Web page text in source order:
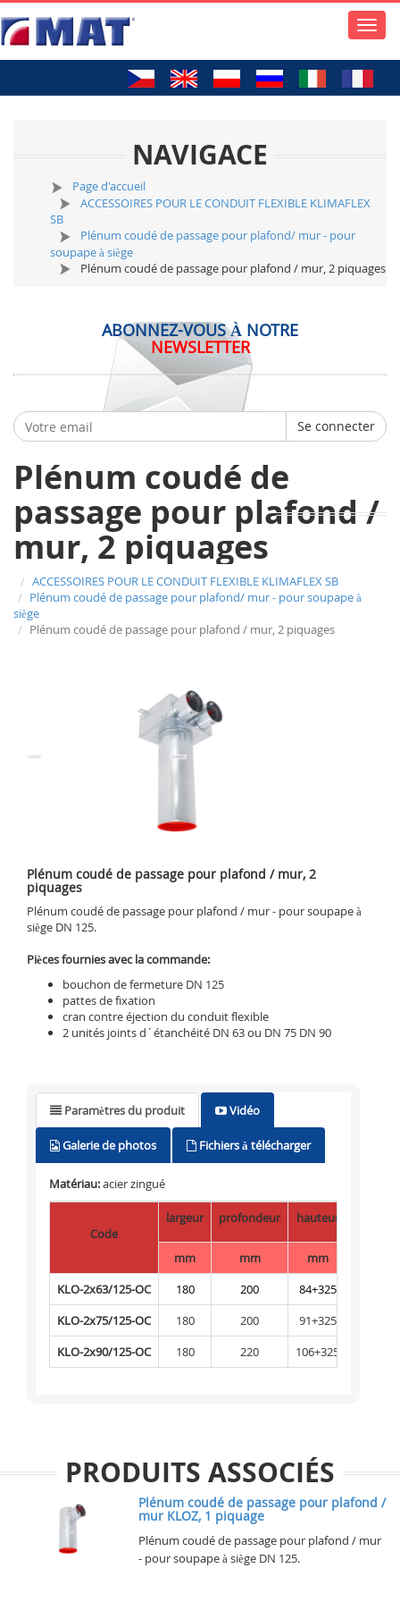
Toggle
NAVIGACE
Page d'accueil
ACCESSOIRES POUR LE CONDUIT FLEXIBLE KLIMAFLEX
SB
Plénum coudé de passage pour plafond/ mur - pour
soupape à siège
Plénum coudé de passage pour plafond / mur, 2 piquages
ABONNEZ-VOUS À NOTRE
NEWSLETTER
Se connecter
Plénum coudé de
passage pour plafond /
mur, 2 piquages
ACCESSOIRES POUR LE CONDUIT FLEXIBLE KLIMAFLEX SB
Plénum coudé de passage pour plafond/ mur - pour soupape à
siège
Plénum coudé de passage pour plafond / mur, 2 piquages
Plénum coudé de passage pour plafond / mur, 2
piquages
Plénum coudé de passage pour plafond / mur - pour soupape à
siège DN 125.
Pièces fournies avec la commande:
bouchon de fermeture DN 125
pattes de fixation
cran contre éjection du conduit flexible
2 unités joints d´étanchéité DN 63 ou DN 75 DN 90
Paramètres du produit Vidéo
Galerie de photos Fichiers à télécharger
Matériau:acier zingué
Code
largeur profondeur hauteur
mm mm
mm
KLO-2x63/125-OC
180 200
84+325
KLO-2x75/125-OC
180 200
91+325
KLO-2x90/125-OC
180 220 106+325
PRODUITS ASSOCIÉS
Plénum coudé de passage pour plafond /
mur KLOZ, 1 piquage
Plénum coudé de passage pour plafond / mur
- pour soupape à siège DN 125.